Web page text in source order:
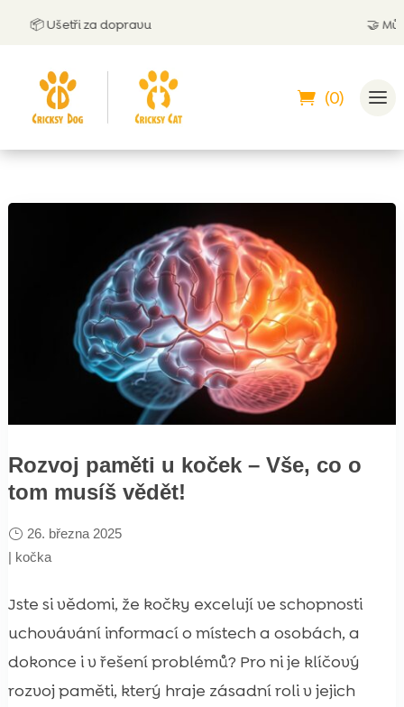
📦 Ušetři za dopravu
(0)
Rozvoj paměti u koček – Vše, co o
tom musíš vědět!
26. března 2025
| kočka
Jste si vědomi, že kočky excelují ve schopnosti
uchovávání informací o místech a osobách, a
dokonce i v řešení problémů? Pro ni je klíčový
rozvoj paměti, který hraje zásadní roli v jejich